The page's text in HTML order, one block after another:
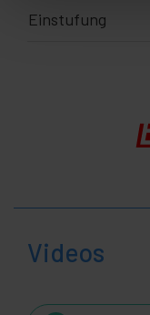
Einstufung
Videos